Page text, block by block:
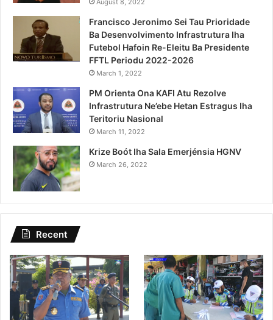
Francisco Jeronimo Sei Tau Prioridade
Ba Desenvolvimento Infrastrutura Iha
Futebol Hafoin Re-Eleitu Ba Presidente
FFTL Periodu 2022-2026
March 1, 2022
PM Orienta Ona KAFI Atu Rezolve
Infrastrutura Ne’ebe Hetan Estragus Iha
Teritoriu Nasional
March 11, 2022
Krize Boót Iha Sala Emerjénsia HGNV
March 26, 2022
Recent